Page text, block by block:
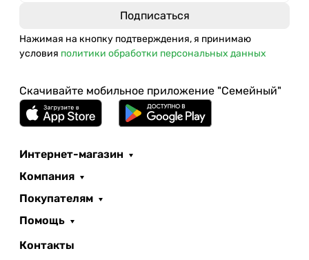
Нажимая на кнопку подтверждения, я принимаю
условия политики обработки персональных данных
Скачивайте мобильное приложение "Семейный"
Интернет-магазин
Компания
Покупателям
Помощь
Контакты